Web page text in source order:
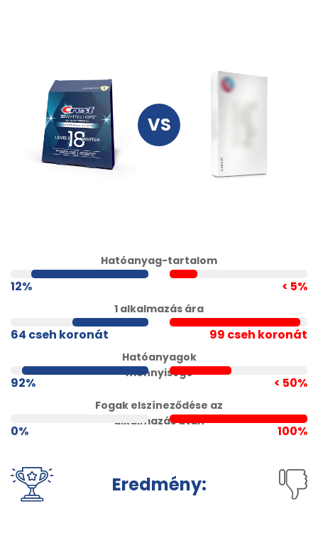
Hatóanyag-tartalom
12%
1 alkalmazás ára
64 cseh koronát
Hatóanyagok
mennyisége
92%
Fogak elszíneződése az
alkalmazás után
0%
< 5%
99 cseh koronát
< 50%
100%
Eredmény: